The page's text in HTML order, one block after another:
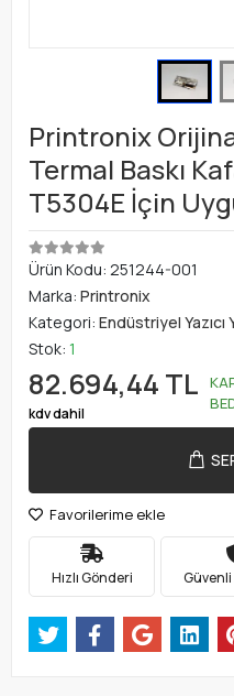
Printronix
Termal Baskı
T5304E İçin
Ürün Kodu: 251244-001
Marka: Printronix
Kategori: Endüstriyel Yazıcı
Stok: 1
82.694,44 TL
kdv dahil
Favorilerime ekle
Hızlı Gönderi Güvenli